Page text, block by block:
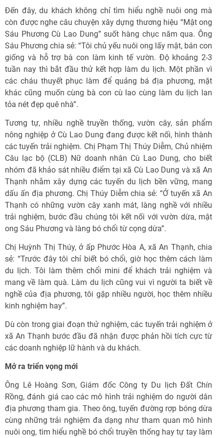
Đến đây, du khách không chỉ tìm hiểu nghề nuôi ong mà
còn được nghe câu chuyện xây dựng thương hiệu “Mật ong
Sáu Phương Cù Lao Dung” suốt hàng chục năm qua. Ông
Sáu Phương chia sẻ: “Tôi chủ yếu nuôi ong lấy mật, bán con
giống và hỗ trợ bà con làm kinh tế vườn. Độ khoảng 2-3
tuần nay thì bắt đầu thử kết hợp làm du lịch. Một phần vì
các cháu thuyết phục làm để quảng bá địa phương, mặt
khác cũng muốn cùng bà con cù lao cùng làm du lịch lan
tỏa nét đẹp quê nhà”.
Tương tự, nhiều nghề truyền thống, vườn cây, sản phẩm
nông nghiệp ở Cù Lao Dung đang được kết nối, hình thành
các tuyến trải nghiệm. Chị Phạm Thị Thúy Diễm, Chủ nhiệm
Câu lạc bộ (CLB) Nữ doanh nhân Cù Lao Dung, cho biết
nhóm đã khảo sát nhiều điểm tại xã Cù Lao Dung và xã An
Thạnh nhằm xây dựng các tuyến du lịch bền vững, mang
dấu ấn địa phương. Chị Thúy Diễm chia sẻ: “Ở tuyến xã An
Thạnh có những vườn cây xanh mát, làng nghề với nhiều
trải nghiệm, bước đầu chúng tôi kết nối với vườn dừa, mật
ong Sáu Phương và làng bó chổi từ cọng dừa”.
Chị Huỳnh Thị Thúy, ở ấp Phước Hòa A, xã An Thạnh, chia
sẻ: “Trước đây tôi chỉ biết bó chổi, giờ học thêm cách làm
du lịch. Tôi làm thêm chổi mini để khách trải nghiệm và
mang về làm quà. Làm du lịch cũng vui vì người ta biết về
nghề của địa phương, tôi gặp nhiều người, học thêm nhiều
kinh nghiệm hay”.
Dù còn trong giai đoạn thử nghiệm, các tuyến trải nghiệm ở
xã An Thạnh bước đầu đã nhận được phản hồi tích cực từ
các doanh nghiệp lữ hành và du khách.
Mở ra triển vọng mới
Ông Lê Hoàng Sơn, Giám đốc Công ty Du lịch Đất Chín
Rồng, đánh giá cao các mô hình trải nghiệm do người dân
địa phương tham gia. Theo ông, tuyến đường rợp bóng dừa
cùng những trải nghiệm đa dạng như tham quan mô hình
nuôi ong, tìm hiểu nghề bó chổi truyền thống hay tự tay làm